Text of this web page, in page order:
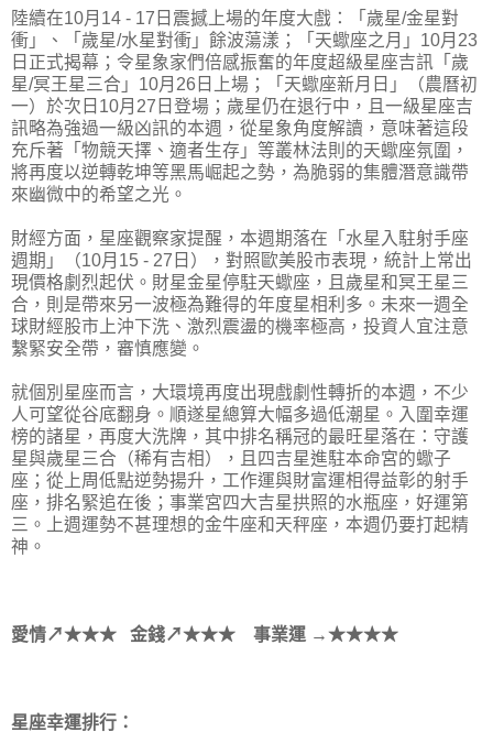
陸續在10月14 - 17日震撼上場的年度大戲：「歲星/金星對
衝」、「歲星/水星對衝」餘波蕩漾；「天蠍座之月」10月23
日正式揭幕；令星象家們倍感振奮的年度超級星座吉訊「歲
星/冥王星三合」10月26日上場；「天蠍座新月日」（農曆初
一）於次日10月27日登場；歲星仍在退行中，且一級星座吉
訊略為強過一級凶訊的本週，從星象角度解讀，意味著這段
充斥著「物競天擇、適者生存」等叢林法則的天蠍座氛圍，
將再度以逆轉乾坤等黑馬崛起之勢，為脆弱的集體潛意識帶
來幽微中的希望之光。
財經方面，星座觀察家提醒，本週期落在「水星入駐射手座
週期」（10月15 - 27日），對照歐美股市表現，統計上常出
現價格劇烈起伏。財星金星停駐天蠍座，且歲星和冥王星三
合，則是帶來另一波極為難得的年度星相利多。未來一週全
球財經股市上沖下洗、激烈震盪的機率極高，投資人宜注意
繫緊安全帶，審慎應變。
就個別星座而言，大環境再度出現戲劇性轉折的本週，不少
人可望從谷底翻身。順遂星總算大幅多過低潮星。入圍幸運
榜的諸星，再度大洗牌，其中排名稱冠的最旺星落在：守護
星與歲星三合（稀有吉相），且四吉星進駐本命宮的蠍子
座；從上周低點逆勢揚升，工作運與財富運相得益彰的射手
座，排名緊追在後；事業宮四大吉星拱照的水瓶座，好運第
三。上週運勢不甚理想的金牛座和天秤座，本週仍要打起精
神。
愛情↗★★★ 金錢↗★★★ 事業運 →★★★★
星座幸運排行：